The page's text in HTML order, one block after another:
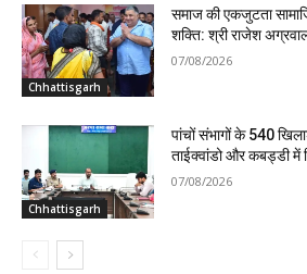
Chhattisgarh
समाज की एकजुटता
शक्ति: श्री राजेश
07/08/2026
Chhattisgarh
पांचों संभागों के 540
ताईक्वांडो और कबड्डी में
07/08/2026